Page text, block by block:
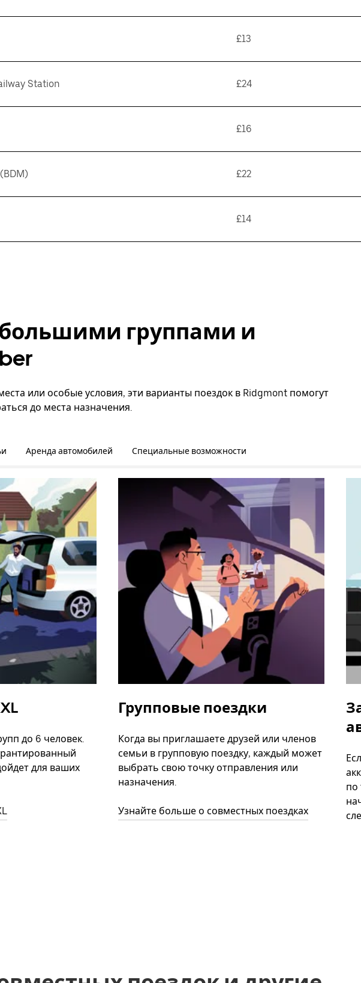
£13
Station £24
£16
£22
£14
группами и
или особые условия, эти варианты поездок в Ridgmont помогут
до места назначения.
Аренда автомобилей Специальные возможности
до 6 человек.
для ваших
Групповые поездки
Когда вы приглашаете друзей или членов
семьи в групповую поездку, каждый может
выбрать свою точку отправления или
назначения.
Узнайте больше о совместных поездках
по